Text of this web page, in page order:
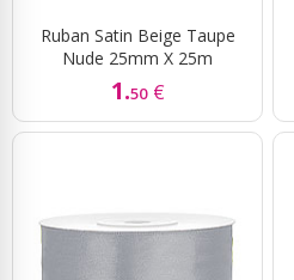
Ruban Satin Beige Taupe
Nude 25mm X 25m
1.50 €